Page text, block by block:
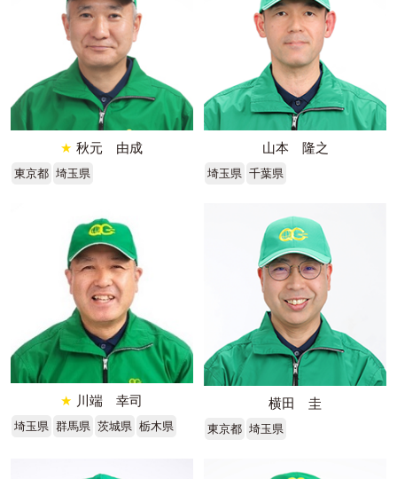
★ 秋元 由成
東京都 埼玉県
山本 隆之
埼玉県 千葉県
★ 川端 幸司
埼玉県 群馬県 茨城県 栃木県
横田 圭
東京都 埼玉県